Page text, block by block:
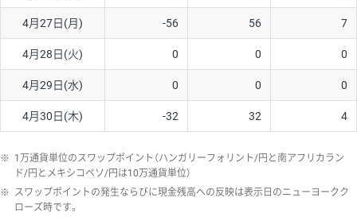
4月27日(月) -56 56 7
4月28日(火) 0 0 0
4月29日(水) 0 0 0
4月30日(木) -32 32 4
※ 1万通貨単位のスワップポイント（ハンガリーフォリント/円と南アフリカラン
ド/円とメキシコペソ/円は10万通貨単位）
※ スワップポイントの発生ならびに現金残高への反映は表示日のニューヨークク
ローズ時です。